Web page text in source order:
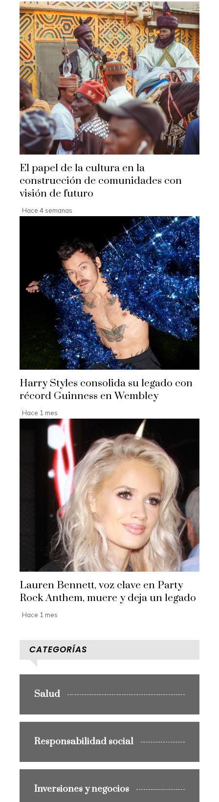
El papel de la cultura en la
construcción de comunidades con
visión de futuro
Hace 4 semanas
Harry Styles consolida su legado con
récord Guinness en Wembley
Hace 1 mes
Lauren Bennett, voz clave en Party
Rock Anthem, muere y deja un legado
Hace 1 mes
CATEGORÍAS
Salud
Responsabilidad social
Inversiones y negocios